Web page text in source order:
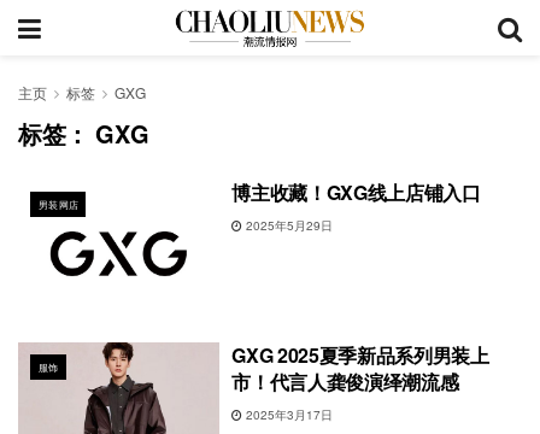
主页 标签 GXG
标签：GXG
男装网店 博主收藏！GXG线上店铺入口
2025年5月29日
服饰
GXG 2025夏季新品系列男装上
市！代言人龚俊演绎潮流感
2025年3月17日